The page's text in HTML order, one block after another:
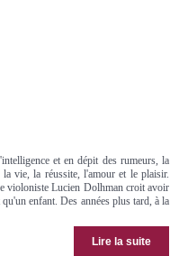
et en dépit des rumeurs, la
vie, la réussite, l'amour et le plaisir.
violoniste Lucien Dolhman croit avoir
enfant. Des années plus tard, à la
Lire la suite